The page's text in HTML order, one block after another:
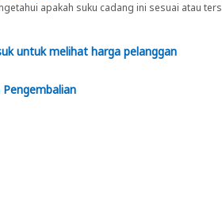
apakah suku cadang ini sesuai atau
untuk melihat harga pelanggan
Pengembalian